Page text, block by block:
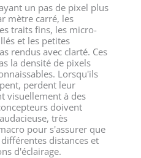
un pas de pixel plus
mètre carré, les
traits fins, les micro-
et les petites
rendus avec clarté. Ces
la densité de pixels
Lorsqu'ils
perdent leur
visuellement à des
doivent
très
pour s'assurer que
distances et
d'éclairage.